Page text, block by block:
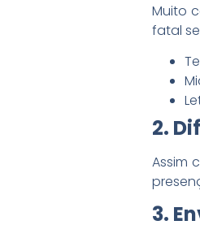
Muito
fatal
2.
Assim
3.